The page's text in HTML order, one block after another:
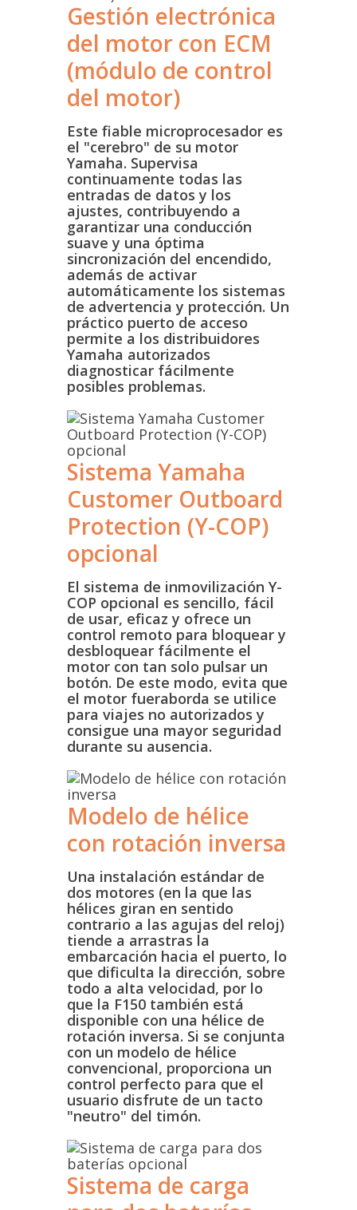
Gestión electrónica
del motor con ECM
(módulo de control
del motor)
Este fiable microprocesador es
el "cerebro" de su motor
Yamaha. Supervisa
continuamente todas las
entradas de datos y los
ajustes, contribuyendo a
garantizar una conducción
suave y una óptima
sincronización del encendido,
además de activar
automáticamente los sistemas
de advertencia y protección. Un
práctico puerto de acceso
permite a los distribuidores
Yamaha autorizados
diagnosticar fácilmente
posibles problemas.
Sistema Yamaha
Customer Outboard
Protection (Y-COP)
opcional
El sistema de inmovilización Y-
COP opcional es sencillo, fácil
de usar, eficaz y ofrece un
control remoto para bloquear y
desbloquear fácilmente el
motor con tan solo pulsar un
botón. De este modo, evita que
el motor fueraborda se utilice
para viajes no autorizados y
consigue una mayor seguridad
durante su ausencia.
Modelo de hélice
con rotación inversa
Una instalación estándar de
dos motores (en la que las
hélices giran en sentido
contrario a las agujas del reloj)
tiende a arrastras la
embarcación hacia el puerto, lo
que dificulta la dirección, sobre
todo a alta velocidad, por lo
que la F150 también está
disponible con una hélice de
rotación inversa. Si se conjunta
con un modelo de hélice
convencional, proporciona un
control perfecto para que el
usuario disfrute de un tacto
"neutro" del timón.
Sistema de carga